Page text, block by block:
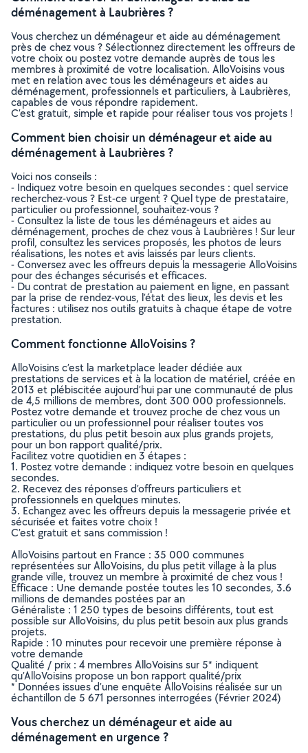
déménagement à Laubrières ?
Vous cherchez un déménageur et aide au déménagement
près de chez vous ? Sélectionnez directement les offreurs de
votre choix ou postez votre demande auprès de tous les
membres à proximité de votre localisation. AlloVoisins vous
met en relation avec tous les déménageurs et aides au
déménagement, professionnels et particuliers, à Laubrières,
capables de vous répondre rapidement.
C’est gratuit, simple et rapide pour réaliser tous vos projets !
Comment bien choisir un déménageur et aide au
déménagement à Laubrières ?
Voici nos conseils :
- Indiquez votre besoin en quelques secondes : quel service
recherchez-vous ? Est-ce urgent ? Quel type de prestataire,
particulier ou professionnel, souhaitez-vous ?
- Consultez la liste de tous les déménageurs et aides au
déménagement, proches de chez vous à Laubrières ! Sur leur
profil, consultez les services proposés, les photos de leurs
réalisations, les notes et avis laissés par leurs clients.
- Conversez avec les offreurs depuis la messagerie AlloVoisins
pour des échanges sécurisés et efficaces.
- Du contrat de prestation au paiement en ligne, en passant
par la prise de rendez-vous, l’état des lieux, les devis et les
factures : utilisez nos outils gratuits à chaque étape de votre
prestation.
Comment fonctionne AlloVoisins ?
AlloVoisins c’est la marketplace leader dédiée aux
prestations de services et à la location de matériel, créée en
2013 et plébiscitée aujourd’hui par une communauté de plus
de 4,5 millions de membres, dont 300 000 professionnels.
Postez votre demande et trouvez proche de chez vous un
particulier ou un professionnel pour réaliser toutes vos
prestations, du plus petit besoin aux plus grands projets,
pour un bon rapport qualité/prix.
Facilitez votre quotidien en 3 étapes :
1. Postez votre demande : indiquez votre besoin en quelques
secondes.
2. Recevez des réponses d’offreurs particuliers et
professionnels en quelques minutes.
3. Echangez avec les offreurs depuis la messagerie privée et
sécurisée et faites votre choix !
C’est gratuit et sans commission !
AlloVoisins partout en France : 35 000 communes
représentées sur AlloVoisins, du plus petit village à la plus
grande ville, trouvez un membre à proximité de chez vous !
Efficace : Une demande postée toutes les 10 secondes, 3.6
millions de demandes postées par an
Généraliste : 1 250 types de besoins différents, tout est
possible sur AlloVoisins, du plus petit besoin aux plus grands
projets.
Rapide : 10 minutes pour recevoir une première réponse à
votre demande
Qualité / prix : 4 membres AlloVoisins sur 5* indiquent
qu’AlloVoisins propose un bon rapport qualité/prix
* Données issues d’une enquête AlloVoisins réalisée sur un
échantillon de 5 671 personnes interrogées (Février 2024)
Vous cherchez un déménageur et aide au
déménagement en urgence ?